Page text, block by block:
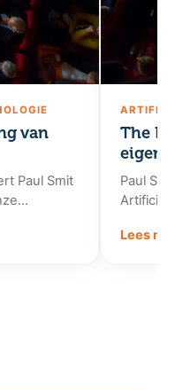
van
Paul Smit
The
Paul
Artificial
Lees